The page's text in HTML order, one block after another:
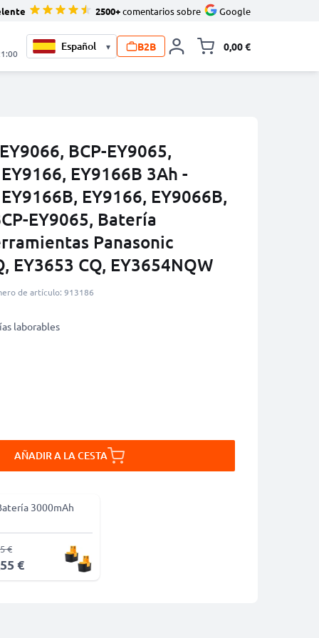
2500+comentarios sobre Google
▾ B2B 0,00 €
BCP-EY9065,
EY9166B 3Ah -
EY9166, EY9066B,
EY9065, Batería
Panasonic
EY3653 CQ, EY3654NQW
de artículo: 913186
laborables
AÑADIR A LA CESTA
3000mAh
€
€